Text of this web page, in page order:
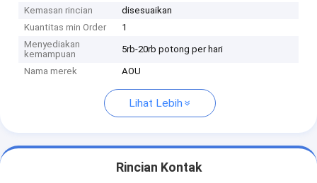
Kemasan rincian
disesuaikan
Kuantitas min Order
1
Menyediakan
kemampuan
5rb-20rb potong per hari
Nama merek AOU
Lihat Lebih
Rincian Kontak